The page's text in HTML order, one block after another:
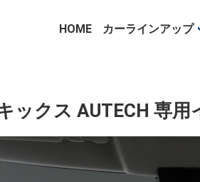
事業部
HOME カーラインアップ
ックス AUTECH 専